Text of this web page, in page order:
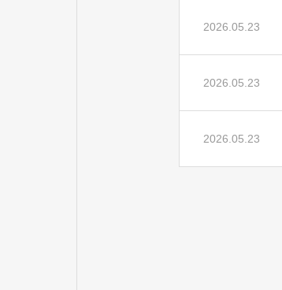
2026.05.23
2026.05.23
2026.05.23